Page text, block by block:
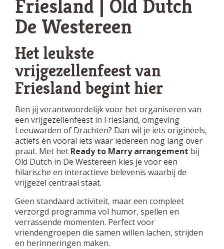
Friesland | Old Dutch
De Westereen
Het leukste
vrijgezellenfeest van
Friesland begint hier
Ben jij verantwoordelijk voor het organiseren van
een vrijgezellenfeest in Friesland, omgeving
Leeuwarden of Drachten? Dan wil je iets origineels,
actiefs én vooral iets waar iedereen nog lang over
praat. Met het Ready to Marry arrangement bij
Old Dutch in De Westereen kies je voor een
hilarische en interactieve belevenis waarbij de
vrijgezel centraal staat.
Geen standaard activiteit, maar een compleet
verzorgd programma vol humor, spellen en
verrassende momenten. Perfect voor
vriendengroepen die samen willen lachen, strijden
en herinneringen maken.